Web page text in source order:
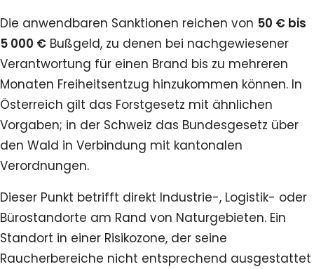
Die anwendbaren Sanktionen reichen von 50 € bis
5 000 € Bußgeld, zu denen bei nachgewiesener
Verantwortung für einen Brand bis zu mehreren
Monaten Freiheitsentzug hinzukommen können. In
Österreich gilt das Forstgesetz mit ähnlichen
Vorgaben; in der Schweiz das Bundesgesetz über
den Wald in Verbindung mit kantonalen
Verordnungen.
Dieser Punkt betrifft direkt Industrie-, Logistik- oder
Bürostandorte am Rand von Naturgebieten. Ein
Standort in einer Risikozone, der seine
Raucherbereiche nicht entsprechend ausgestattet